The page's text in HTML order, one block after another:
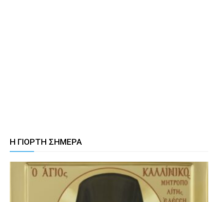
Η ΓΙΟΡΤΗ ΣΗΜΕΡΑ